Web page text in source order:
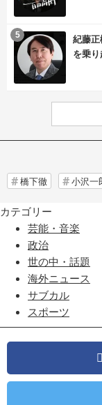
紀藤
を乗
5
橋下徹 小沢一
カテゴリー
芸能・音楽
政治
世の中・話題
海外ニュース
サブカル
スポーツ